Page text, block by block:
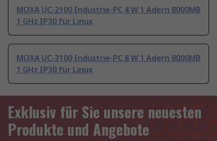
MOXA UC-2100 Industrie-PC 4 W 1 Adern 8000MB
1 GHz IP30 für Linux
MOXA UC-3100 Industrie-PC 8 W 1 Adern 8000MB
1 GHz IP30 für Linux
Exklusiv für Sie unsere neuesten
Produkte und Angebote